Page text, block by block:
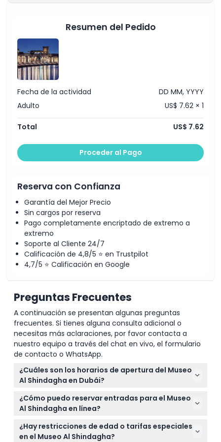
Política de Cancelación
Resumen del Pedido
Fecha de la actividad
DD MM, YYYY
Adulto
US$ 7.62 × 1
Total US$ 7.62
Proceder al Pago
Reserva con Confianza
Garantía del Mejor Precio
Sin cargos por reserva
Pago completamente encriptado de extremo a
extremo
Soporte al Cliente 24/7
Calificación de 4,8/5 ⭐ en Trustpilot
4,7/5 ⭐ Calificación en Google
Preguntas Frecuentes
A continuación se presentan algunas preguntas
frecuentes. Si tienes alguna consulta adicional o
necesitas más aclaraciones, por favor contacta a
nuestro equipo a través del chat en vivo, el formulario
de contacto o WhatsApp.
¿Cuáles son los horarios de apertura del Museo
Al Shindagha en Dubái?
El Museo Al Shindagha está abierto todos los días
de 10:00 a.m. a 8:00 p.m., con la última entrada a
las 7:00 p.m. Durante el Ramadán, el horario
cambia de 9:00 a.m. a 5:00 p.m., con la última
entrada a las 4:00 p.m. (sujeto a cambios — por
¿Cómo puedo reservar entradas para el Museo
Al Shindagha en línea?
Puede reservar fácilmente sus entradas en línea
aquí mismo en este sitio web. Simplemente
¿Hay restricciones de edad o tarifas especiales
en el Museo Al Shindagha?